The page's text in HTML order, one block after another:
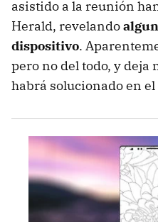
asistido a la reunión
Herald, revelando
dispositivo.
pero no del todo, y deja
habrá solucionado en